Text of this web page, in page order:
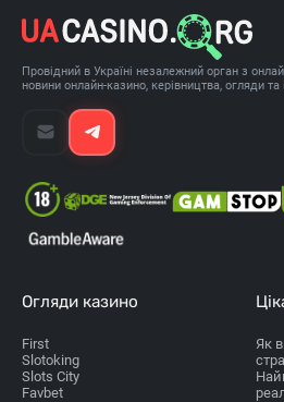
Провідний в Україні незалежний орган з
новини онлайн-казино, керівництва, огляди
Огляди казино
First
Slotoking
Slots City
Favbet
Як